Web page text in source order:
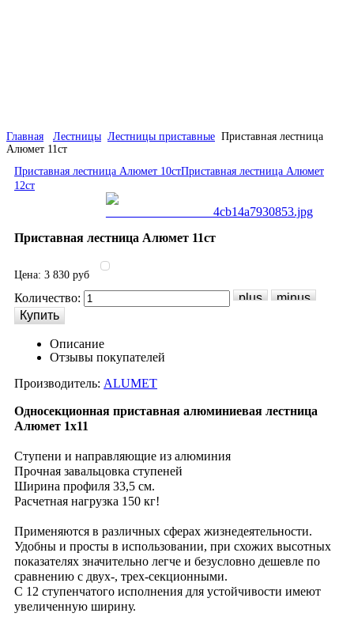
Главная Лестницы Лестницы приставные Приставная лестница
Алюмет 11ст
Приставная лестница Алюмет 10стПриставная лестница Алюмет
12ст
Приставная лестница Алюмет 11ст
Цена: 3 830 руб
Количество:
Описание
Отзывы покупателей
Производитель: ALUMET
Односекционная приставная алюминиевая лестница
Алюмет 1х11
Ступени и направляющие из алюминия
Прочная завальцовка ступеней
Ширина профиля 33,5 см.
Расчетная нагрузка 150 кг!
Применяются в различных сферах жизнедеятельности.
Удобны и просты в использовании, при схожих высотных
показателях значительно легче и безусловно дешевле по
сравнению с двух-, трех-секционными.
С 12 ступенчатого исполнения для устойчивости имеют
увеличенную ширину.